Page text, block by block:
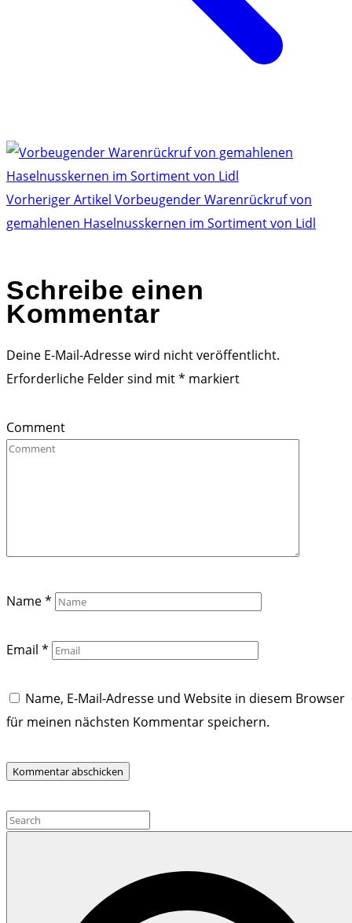
Vorheriger Artikel Vorbeugender Warenrückruf von
gemahlenen Haselnusskernen im Sortiment von Lidl
Schreibe einen
Kommentar
Deine E-Mail-Adresse wird nicht veröffentlicht.
Erforderliche Felder sind mit* markiert
Comment
Name*
Email *
Name, E-Mail-Adresse und Website in diesem Browser
für meinen nächsten Kommentar speichern.